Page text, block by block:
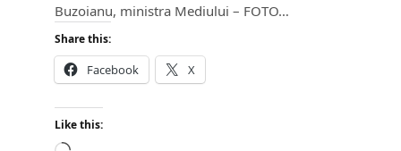
Buzoianu, ministra Mediului – FOTO…
Share this:
Facebook X
Like this: